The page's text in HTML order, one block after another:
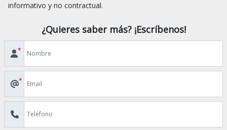
¿Quieres saber más? ¡Escríbenos!
*
*